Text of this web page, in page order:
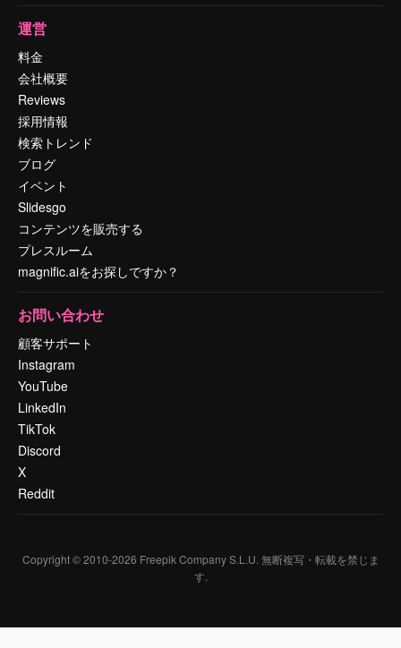
運営
料金
会社概要
Reviews
採用情報
検索トレンド
ブログ
イベント
Slidesgo
コンテンツを販売する
プレスルーム
magnific.aiをお探しですか？
お問い合わせ
顧客サポート
Instagram
YouTube
LinkedIn
TikTok
Discord
X
Reddit
Copyright © 2010-2026 Freepik Company S.L.U. 無断複写・転載を禁じま
す.